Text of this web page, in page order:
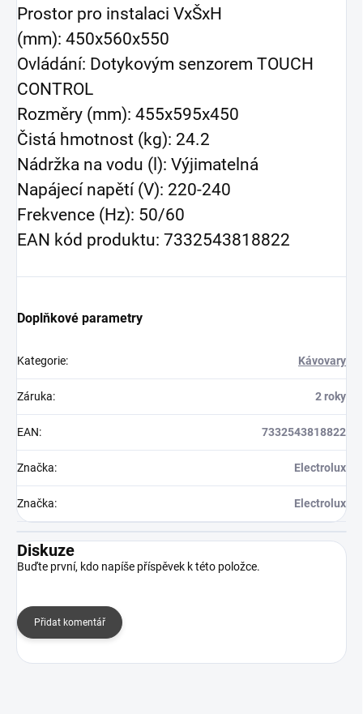
Prostor pro instalaci VxŠxH
(mm): 450x560x550
Ovládání: Dotykovým senzorem TOUCH
CONTROL
Rozměry (mm): 455x595x450
Čistá hmotnost (kg): 24.2
Nádržka na vodu (l): Výjimatelná
Napájecí napětí (V): 220-240
Frekvence (Hz): 50/60
EAN kód produktu: 7332543818822
Doplňkové parametry
Kategorie: Kávovary
Záruka: 2 roky
EAN: 7332543818822
Značka: Electrolux
Značka: Electrolux
Diskuze
Buďte první, kdo napíše příspěvek k této položce.
Přidat komentář